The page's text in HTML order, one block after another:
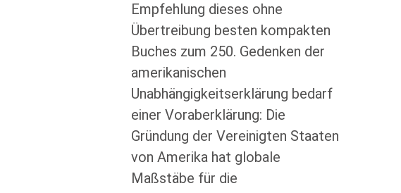
Empfehlung dieses ohne
Übertreibung besten kompakten
Buches zum 250. Gedenken der
amerikanischen
Unabhängigkeitserklärung bedarf
einer Voraberklärung: Die
Gründung der Vereinigten Staaten
von Amerika hat globale
Maßstäbe für die